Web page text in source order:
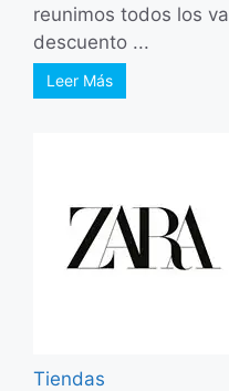
reunimos todos los
descuento ...
Leer Más
Tiendas